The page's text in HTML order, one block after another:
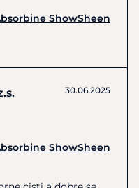
ShowSheen
30.06.2025
ShowSheen